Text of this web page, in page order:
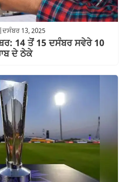
ਦਸੰਬਰ 13, 2025
14 ਤੋਂ 15 ਦਸੰਬਰ ਸਵੇਰੇ 10
ਦੇ ਠੇਕੇ